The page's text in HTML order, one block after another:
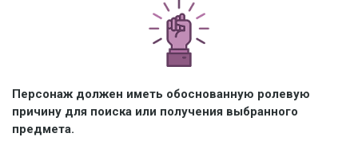
Персонаж должен иметь обоснованную ролевую
причину для поиска или получения выбранного
предмета.